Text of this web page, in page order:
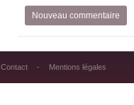
Nouveau commentaire
Contact Mentions légales